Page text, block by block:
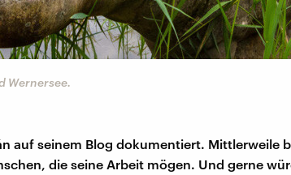
Wernersee.
auf seinem Blog dokumentiert. Mittlerweile
die seine Arbeit mögen. Und gerne